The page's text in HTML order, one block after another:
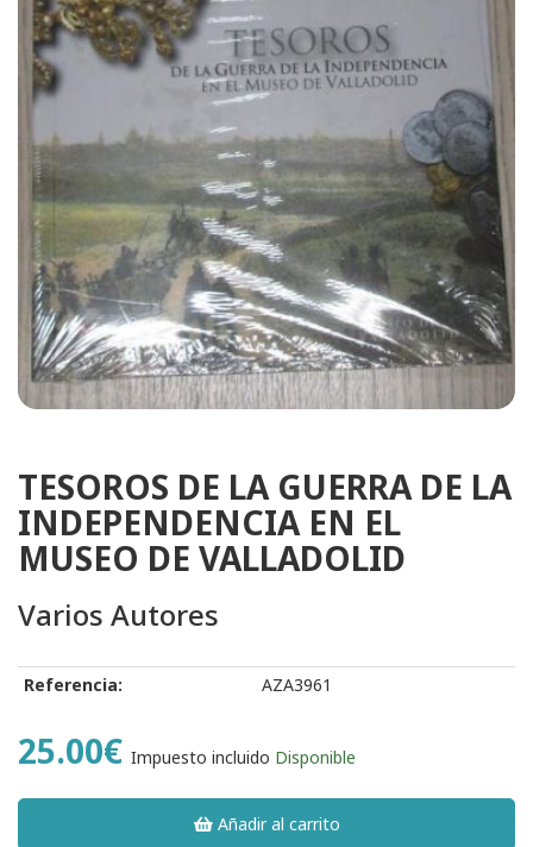
TESOROS DE LA GUERRA DE LA
INDEPENDENCIA EN EL
MUSEO DE VALLADOLID
Varios Autores
Referencia: AZA3961
25.00€ Impuesto incluido Disponible
Añadir al carrito